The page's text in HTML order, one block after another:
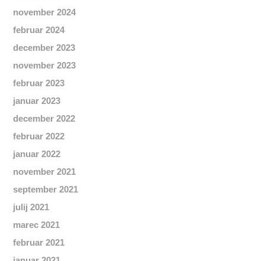
november 2024
februar 2024
december 2023
november 2023
februar 2023
januar 2023
december 2022
februar 2022
januar 2022
november 2021
september 2021
julij 2021
marec 2021
februar 2021